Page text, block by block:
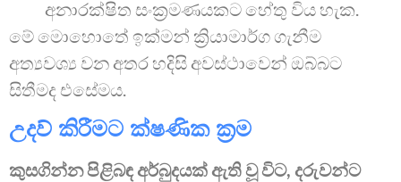
අනාරක්ෂිත සංක්‍රමණයකට හේතු විය හැක.
මේ මොහොතේ ඉක්මන් ක්‍රියාමාර්ග ගැනීම
අත්‍යවශ්‍ය වන අතර හදිසි අවස්ථාවෙන් ඔබ්බට
සිතීමද එසේමය.
උදව් කිරීමට ක්ෂණික ක්‍රම
කුසගින්න පිළිබඳ අර්බුදයක් ඇති වූ විට, දරුවන්ට